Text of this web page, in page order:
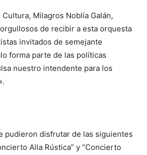
Milagros Noblía Galán,
de recibir a esta orquesta
invitados de semejante
forma parte de las políticas
nuestro intendente para los
pudieron disfrutar de las siguientes
Alla Rústica” y “Concierto